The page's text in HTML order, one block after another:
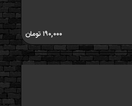
۱۹۰,۰۰۰تومان